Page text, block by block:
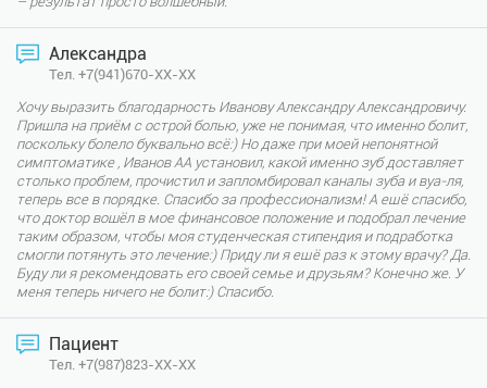
Александра
Тел. +7(941)670-XX-XX
Хочу выразить благодарность Иванову Александру Александровичу.
Пришла на приём с острой болью, уже не понимая, что именно болит,
поскольку болело буквально всё:) Но даже при моей непонятной
симптоматике , Иванов АА установил, какой именно зуб доставляет
столько проблем, прочистил и запломбировал каналы зуба и вуа-ля,
теперь все в порядке. Спасибо за профессионализм! А ещё спасибо,
что доктор вошёл в мое финансовое положение и подобрал лечение
таким образом, чтобы моя студенческая стипендия и подработка
смогли потянуть это лечение:) Приду ли я ещё раз к этому врачу? Да.
Буду ли я рекомендовать его своей семье и друзьям? Конечно же. У
меня теперь ничего не болит:) Спасибо.
Пациент
Тел. +7(987)823-XX-XX